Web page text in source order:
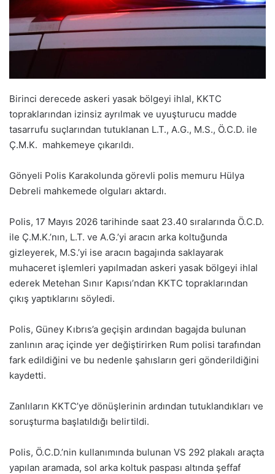
Birinci derecede askeri yasak bölgeyi ihlal, KKTC
topraklarından izinsiz ayrılmak ve uyuşturucu madde
tasarrufu suçlarından tutuklanan L.T., A.G., M.S., Ö.C.D. ile
Ç.M.K. mahkemeye çıkarıldı.
Gönyeli Polis Karakolunda görevli polis memuru Hülya
Debreli mahkemede olguları aktardı.
Polis, 17 Mayıs 2026 tarihinde saat 23.40 sıralarında Ö.C.D.
ile Ç.M.K.’nın, L.T. ve A.G.’yi aracın arka koltuğunda
gizleyerek, M.S.’yi ise aracın bagajında saklayarak
muhaceret işlemleri yapılmadan askeri yasak bölgeyi ihlal
ederek Metehan Sınır Kapısı’ndan KKTC topraklarından
çıkış yaptıklarını söyledi.
Polis, Güney Kıbrıs’a geçişin ardından bagajda bulunan
zanlının araç içinde yer değiştirirken Rum polisi tarafından
fark edildiğini ve bu nedenle şahısların geri gönderildiğini
kaydetti.
Zanlıların KKTC’ye dönüşlerinin ardından tutuklandıkları ve
soruşturma başlatıldığı belirtildi.
Polis, Ö.C.D.’nin kullanımında bulunan VS 292 plakalı araçta
yapılan aramada, sol arka koltuk paspası altında şeffaf